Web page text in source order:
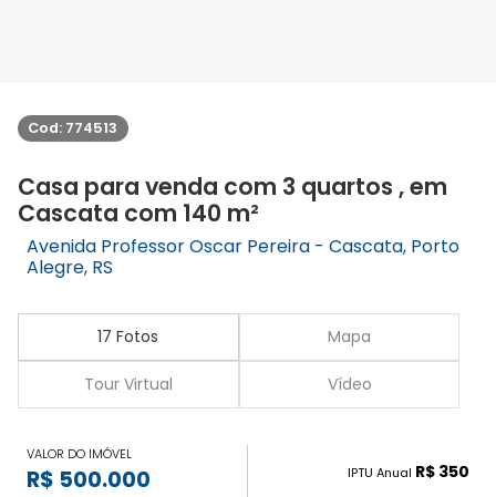
Cod: 774513
Casa para venda com 3 quartos , em
Cascata com 140 m²
Avenida Professor Oscar Pereira - Cascata, Porto
Alegre, RS
17 Fotos Mapa
Tour Virtual Vídeo
VALOR DO IMÓVEL
R$ 500.000 IPTU Anual R$ 350